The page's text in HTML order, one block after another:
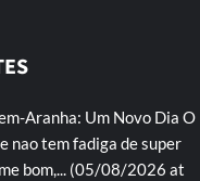
Aranha: Um Novo Dia O
nao tem fadiga de super
bom,... (05/08/2026 at